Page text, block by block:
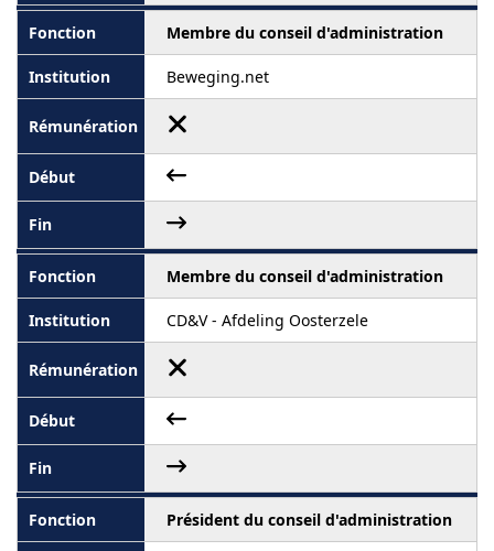
Membre du conseil d'administration
Beweging.net
Membre du conseil d'administration
CD&V - Afdeling Oosterzele
Président du conseil d'administration